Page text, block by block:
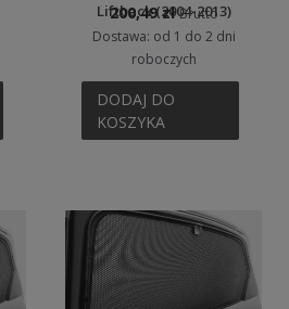
Liftback (2004-2013)
200,49 zł Brutto
Dostawa: od 1 do 2 dni
roboczych
DODAJ DO
KOSZYKA